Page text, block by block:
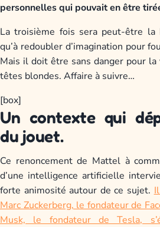
personnelles qui pouvait en être
La troisième fois sera peut-être la
qu’à redoubler d’imagination pour
Mais il doit être sans danger pour
têtes blondes. Affaire à suivre…
[box]
Un contexte qui
du jouet.
Ce renoncement de Mattel à
d’une intelligence artificielle
forte animosité autour de ce sujet.
Marc Zuckerberg, le fondateur de
Musk, le fondateur de Tesla,